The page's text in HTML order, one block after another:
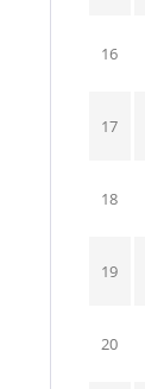
16
17
18
19
20